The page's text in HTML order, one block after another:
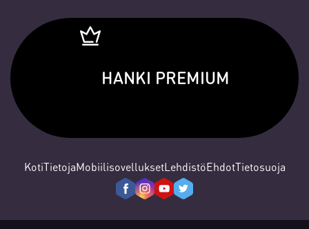
HANKI PREMIUM
KotiTietojaMobiilisovelluksetLehdistöEhdotTietosuoja